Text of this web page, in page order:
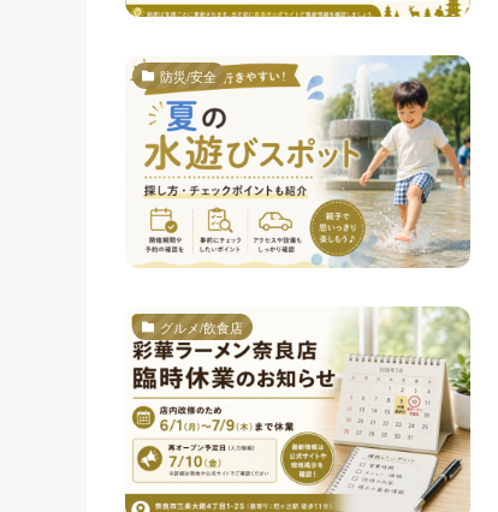
防災/安全
グルメ/飲食店